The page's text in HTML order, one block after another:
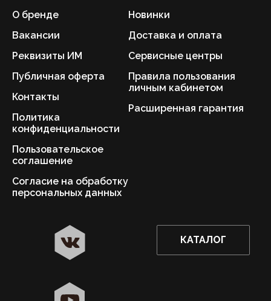
О бренде
Вакансии
Реквизиты ИМ
Публичная оферта
Контакты
Политика
конфиденциальности
Пользовательское
соглашение
Согласие на обработку
персональных данных
Новинки
Доставка и оплата
Сервисные центры
Правила пользования
личным кабинетом
Расширенная гарантия
КАТАЛОГ